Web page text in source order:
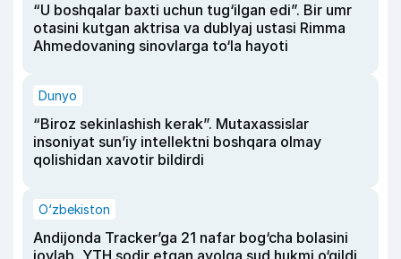
“U boshqalar baxti uchun tug‘ilgan edi”. Bir umr
otasini kutgan aktrisa va dublyaj ustasi Rimma
Ahmedovaning sinovlarga to‘la hayoti
Dunyo
“Biroz sekinlashish kerak”. Mutaxassislar
insoniyat sun’iy intellektni boshqara olmay
qolishidan xavotir bildirdi
O‘zbekiston
Andijonda Tracker’ga 21 nafar bog‘cha bolasini
joylab, YTH sodir etgan ayolga sud hukmi o‘qildi